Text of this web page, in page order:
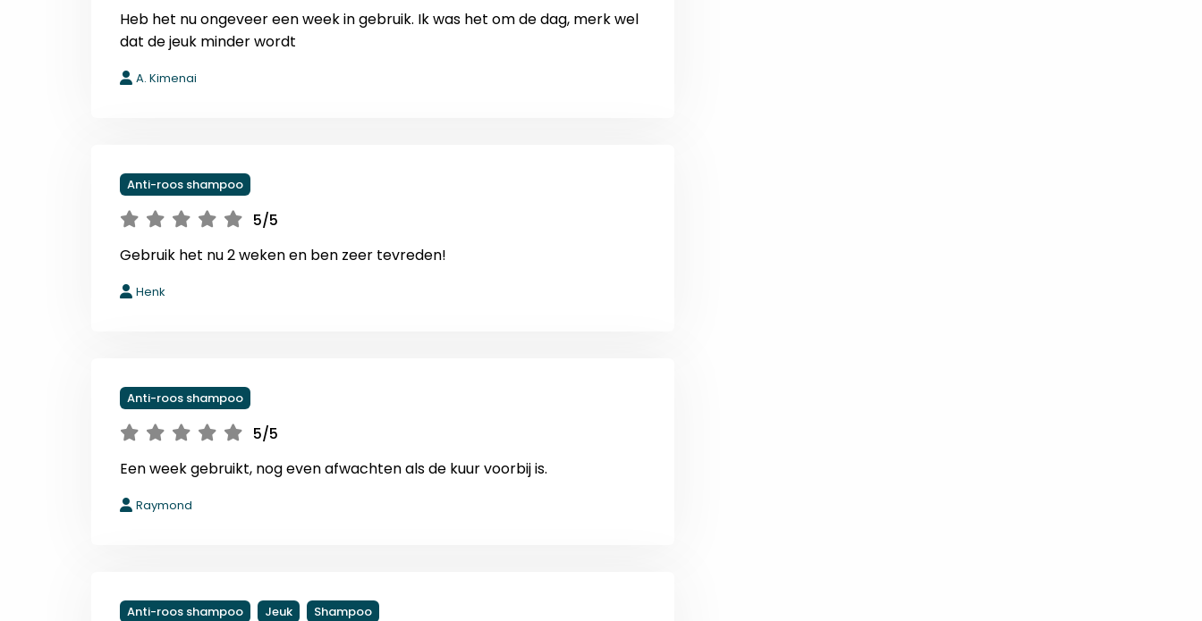
Heb het nu ongeveer een week in gebruik. Ik was het om de dag, merk wel
dat de jeuk minder wordt
A. Kimenai
Anti-roos shampoo
5/5
Gebruik het nu 2 weken en ben zeer tevreden!
Henk
Anti-roos shampoo
5/5
Een week gebruikt, nog even afwachten als de kuur voorbij is.
Raymond
Anti-roos shampoo Jeuk Shampoo